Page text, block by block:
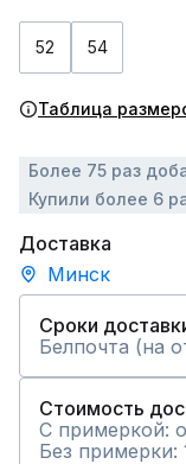
52 54
Таблица
Более 75 раз
Купили более 6
Доставка
Минск
Сроки
Белпочта (на
Стоимость
С примеркой:
Без примерки: